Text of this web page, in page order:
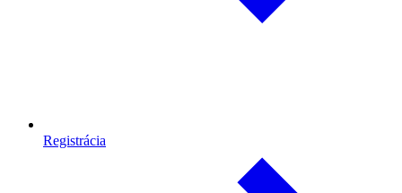
Registrácia